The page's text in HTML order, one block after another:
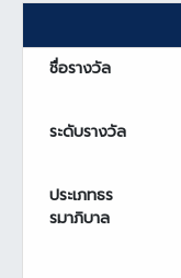
ชื่อรางวัล
ระดับรางวัล
ประเภทธร
รมาภิบาล